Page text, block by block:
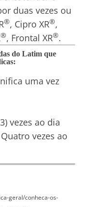
duas vezes ou
®, Cipro XR®,
®, Frontal XR®.
do Latim que
uma vez
vezes ao dia
vezes ao
geral/conheca-os-